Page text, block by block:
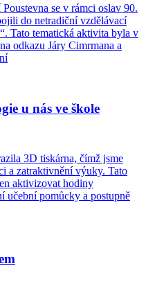
se v rámci oslav 90.
do netradiční vzdělávací
Tato tematická aktivita byla v
odkazu Járy Cimrmana a
u nás ve škole
3D tiskárna, čímž jsme
a zatraktivnění výuky. Tato
aktivizovat hodiny
učební pomůcky a postupně